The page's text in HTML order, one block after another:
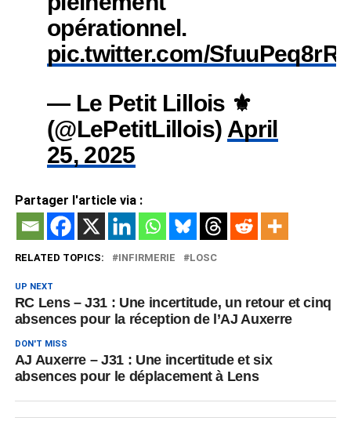
opérationnel.
pic.twitter.com/SfuuPeq8rR
— Le Petit Lillois ⚜️
(@LePetitLillois) April
25, 2025
Partager l'article via :
RELATED TOPICS: INFIRMERIE LOSC
UP NEXT
RC Lens – J31 : Une incertitude, un retour et cinq
absences pour la réception de l’AJ Auxerre
DON'T MISS
AJ Auxerre – J31 : Une incertitude et six
absences pour le déplacement à Lens